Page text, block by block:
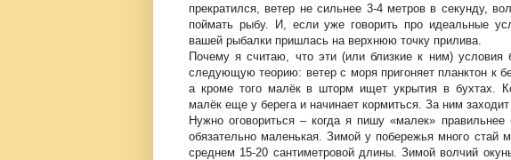
прекратился, ветер не сильнее 3-4 метров в секунду,
поймать рыбу. И, если уже говорить про идеальные
вашей рыбалки пришлась на верхнюю точку прилива.
Почему я считаю, что эти (или близкие к ним) условия
следующую теорию: ветер с моря пригоняет планктон к
а кроме того малёк в шторм ищет укрытия в бухтах.
малёк еще у берега и начинает кормиться. За ним
Нужно оговориться – когда я пишу «малек»
обязательно маленькая. Зимой у побережья много стай
среднем 15-20 сантиметровой длины. Зимой волчий